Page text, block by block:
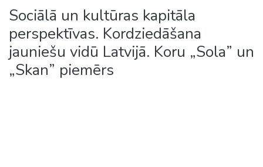
Sociālā un kultūras kapitāla
perspektīvas. Kordziedāšana
jauniešu vidū Latvijā. Koru „Sola” un
„Skan” piemērs